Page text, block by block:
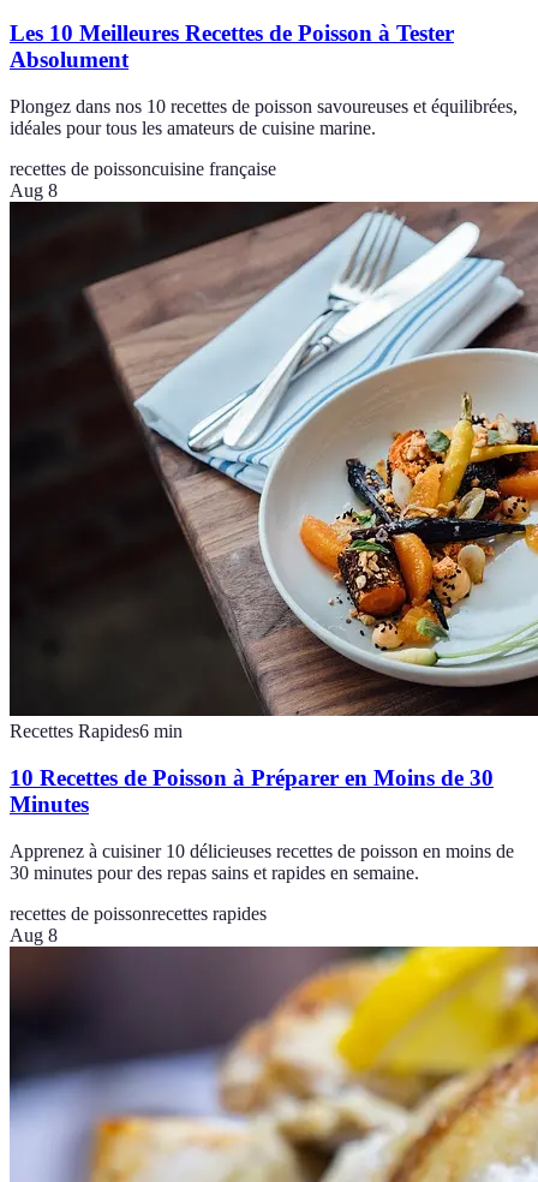
Les 10 Meilleures Recettes de Poisson à Tester
Absolument
Plongez dans nos 10 recettes de poisson savoureuses et équilibrées,
idéales pour tous les amateurs de cuisine marine.
recettes de poissoncuisine française
Aug 8
Recettes Rapides6 min
10 Recettes de Poisson à Préparer en Moins de 30
Minutes
Apprenez à cuisiner 10 délicieuses recettes de poisson en moins de
30 minutes pour des repas sains et rapides en semaine.
recettes de poissonrecettes rapides
Aug 8